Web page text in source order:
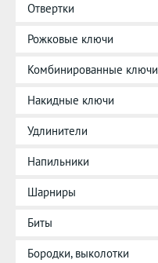
Отвертки
Рожковые ключи
Комбинированные ключи
Накидные ключи
Удлинители
Напильники
Шарниры
Биты
Бородки, выколотки